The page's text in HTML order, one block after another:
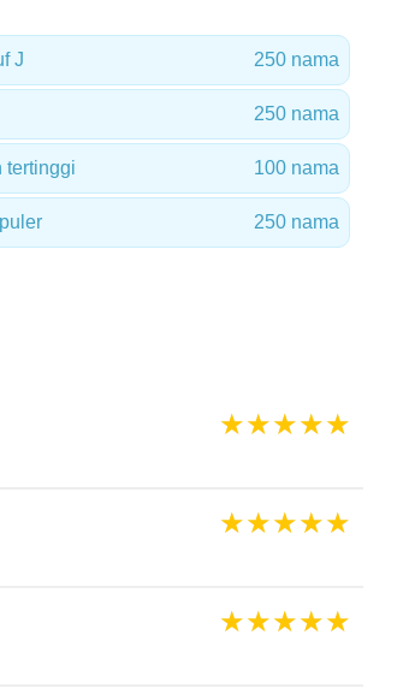
J 250 nama
250 nama
tertinggi 100 nama
250 nama
★★★★★
★★★★★
★★★★★